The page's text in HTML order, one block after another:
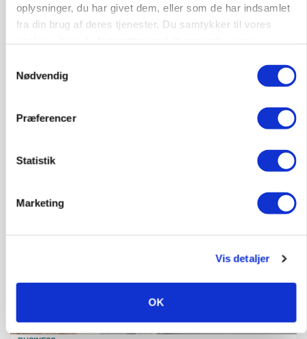
oplysninger, du har givet dem, eller som de har indsamlet
fra din brug af deres tjenester. Du samtykker til vores
Nødvendig
Præferencer
Statistik
Marketing
Vis detaljer
OK
Ejer eller medejer? Nyt tv-format udfordrer
landbrugets ejerstruktur